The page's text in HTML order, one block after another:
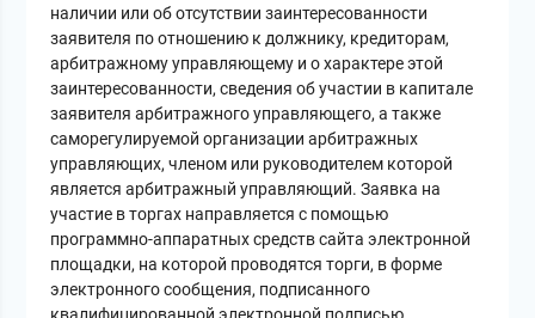
наличии или об отсутствии заинтересованности
заявителя по отношению к должнику, кредиторам,
арбитражному управляющему и о характере этой
заинтересованности, сведения об участии в капитале
заявителя арбитражного управляющего, а также
саморегулируемой организации арбитражных
управляющих, членом или руководителем которой
является арбитражный управляющий. Заявка на
участие в торгах направляется с помощью
программно-аппаратных средств сайта электронной
площадки, на которой проводятся торги, в форме
электронного сообщения, подписанного